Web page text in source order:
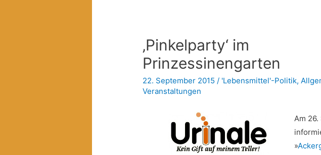
‚Pinkelparty‘ im
Prinzessinengarten
22. September 2015 / 'Lebensmittel'-Politik,
Veranstaltungen
Am
»